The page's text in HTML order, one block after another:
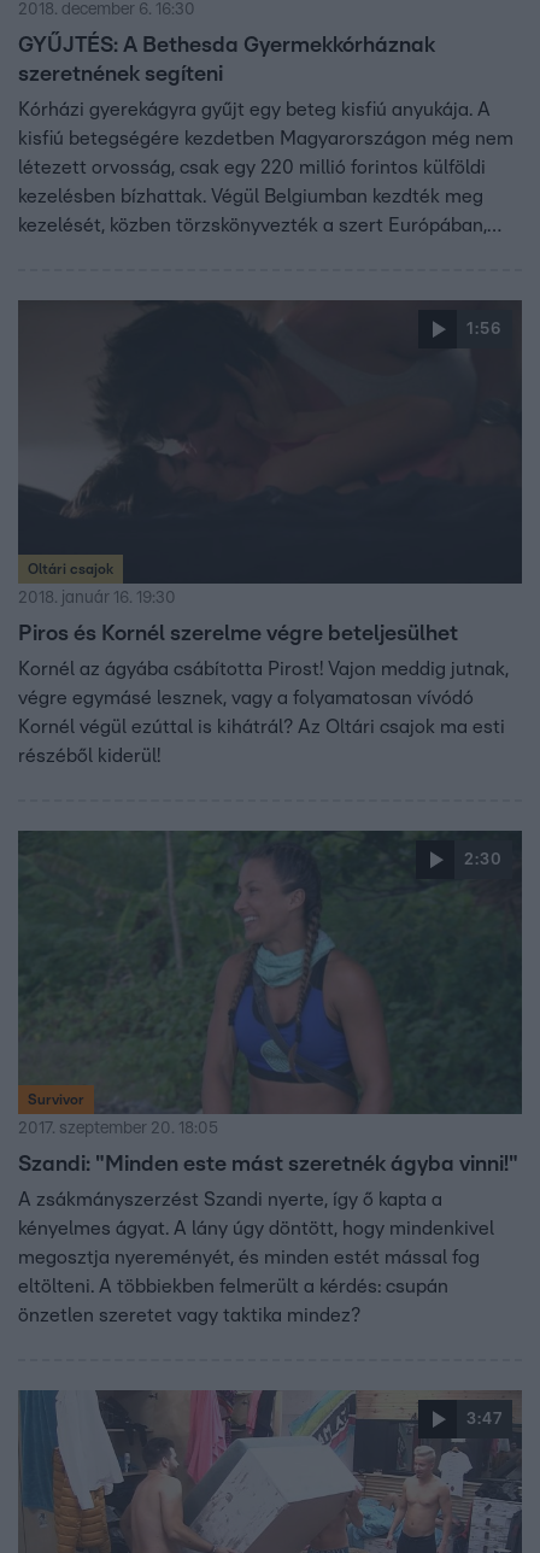
2018. december 6. 16:30
GYŰJTÉS: A Bethesda Gyermekkórháznak
szeretnének segíteni
Kórházi gyerekágyra gyűjt egy beteg kisfiú anyukája. A
kisfiú betegségére kezdetben Magyarországon még nem
létezett orvosság, csak egy 220 millió forintos külföldi
kezelésben bízhattak. Végül Belgiumban kezdték meg
kezelését, közben törzskönyvezték a szert Európában,
Kórházban jár kezelésre, és az injekciókra, édesanyja
1:56
Oltári csajok
2018. január 16. 19:30
Piros és Kornél szerelme végre beteljesülhet
Kornél az ágyába csábította Pirost! Vajon meddig jutnak,
végre egymásé lesznek, vagy a folyamatosan vívódó
Kornél végül ezúttal is kihátrál? Az Oltári csajok ma esti
részéből kiderül!
2:30
Survivor
2017. szeptember 20. 18:05
Szandi: "Minden este mást szeretnék ágyba vinni!"
A zsákmányszerzést Szandi nyerte, így ő kapta a
kényelmes ágyat. A lány úgy döntött, hogy mindenkivel
megosztja nyereményét, és minden estét mással fog
eltölteni. A többiekben felmerült a kérdés: csupán
önzetlen szeretet vagy taktika mindez?
3:47